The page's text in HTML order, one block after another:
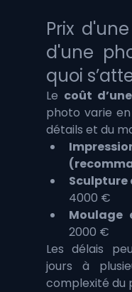
Prix
d'une
quoi
Le coût
photo varie
détails et du
4000 €
Moulage
2000 €
Les délais
jours à
complexité du